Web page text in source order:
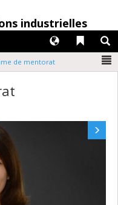
industrielles
Liens
Langues
de mentorat